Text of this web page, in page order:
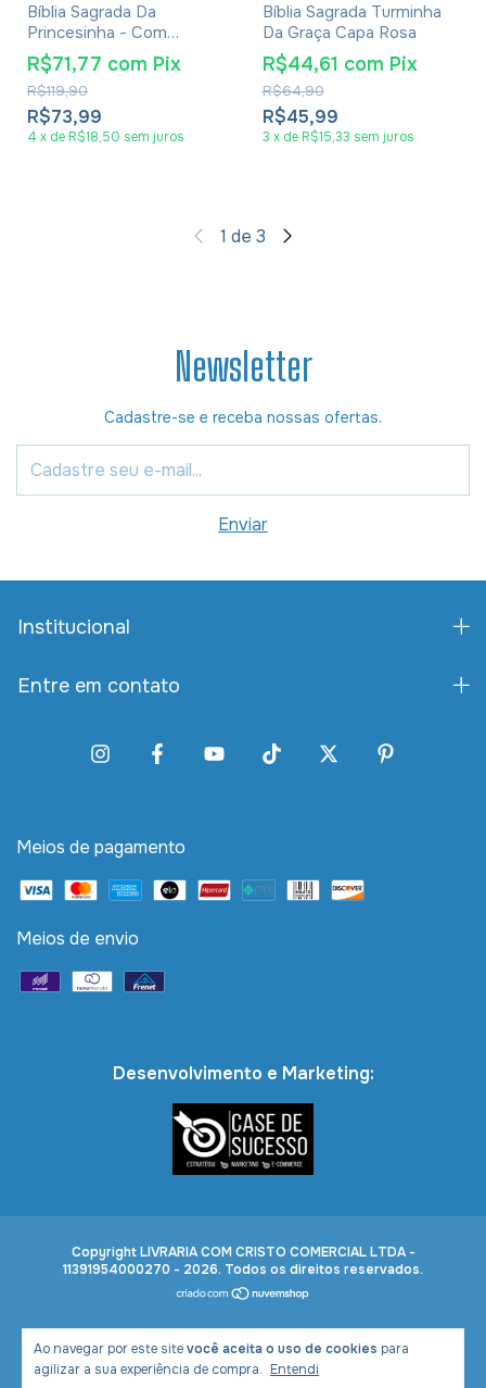
Ao navegar por este sitevocê aceita o uso de cookies para
agilizar a sua experiência de compra. Entendi
Bíblia Sagrada Da
Princesinha - Com
Orações, Devocionais E
Outros Textos Adicionais
De Sheila Walsh
R$73,99
R$119,90
R$71,77 com Pix
4 x de R$18,50 sem juros
Bíblia Sagrada Turminha
Da Graça Capa Rosa
R$45,99
R$64,90
R$44,61 com Pix
3 x de R$15,33 sem juros
1 de 3
Newsletter
Cadastre-se e receba nossas ofertas.
Institucional
Entre em contato
Meios de pagamento
Meios de envio
Desenvolvimento e Marketing:
Copyright LIVRARIA COM CRISTO COMERCIAL LTDA -
11391954000270 - 2026. Todos os direitos reservados.